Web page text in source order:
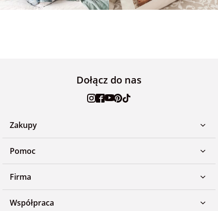
Dołącz do nas
Zakupy
Pomoc
Firma
Współpraca